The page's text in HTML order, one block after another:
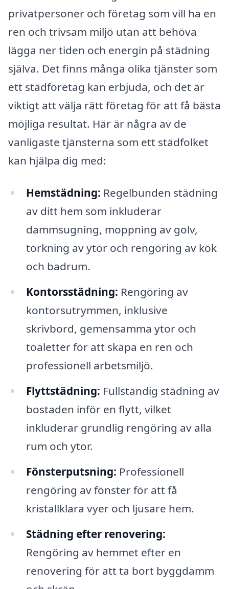
privatpersoner och företag som vill ha en
ren och trivsam miljö utan att behöva
lägga ner tiden och energin på städning
själva. Det finns många olika tjänster som
ett städföretag kan erbjuda, och det är
viktigt att välja rätt företag för att få bästa
möjliga resultat. Här är några av de
vanligaste tjänsterna som ett städfolket
kan hjälpa dig med:
Hemstädning: Regelbunden städning
av ditt hem som inkluderar
dammsugning, moppning av golv,
torkning av ytor och rengöring av kök
och badrum.
Kontorsstädning: Rengöring av
kontorsutrymmen, inklusive
skrivbord, gemensamma ytor och
toaletter för att skapa en ren och
professionell arbetsmiljö.
Flyttstädning: Fullständig städning av
bostaden inför en flytt, vilket
inkluderar grundlig rengöring av alla
rum och ytor.
Fönsterputsning: Professionell
rengöring av fönster för att få
kristallklara vyer och ljusare hem.
Städning efter renovering:
Rengöring av hemmet efter en
renovering för att ta bort byggdamm